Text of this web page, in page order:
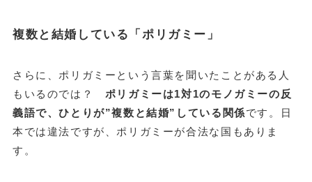
複数と結婚している「ポリガミー」
さらに、ポリガミーという言葉を聞いたことがある人
もいるのでは？ ポリガミーは1対1のモノガミーの反
義語で、ひとりが”複数と結婚”している関係です。日
本では違法ですが、ポリガミーが合法な国もありま
す。